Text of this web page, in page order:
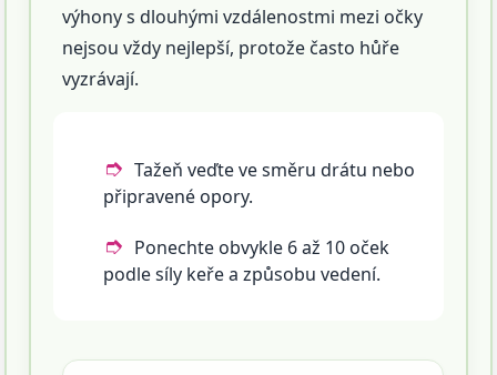
výhony s dlouhými vzdálenostmi mezi očky
nejsou vždy nejlepší, protože často hůře
vyzrávají.
Tažeň veďte ve směru drátu nebo
připravené opory.
Ponechte obvykle 6 až 10 oček
podle síly keře a způsobu vedení.